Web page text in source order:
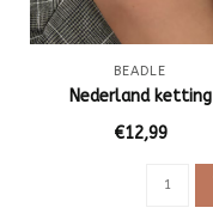
BEADLE
Nederland ketting
€12,99